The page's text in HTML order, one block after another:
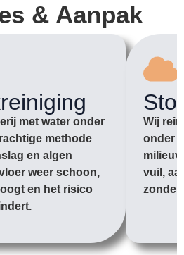
& Aanpak
met water onder
methode
en algen
weer schoon,
en het risico
Wij
onder
vuil,
zonder